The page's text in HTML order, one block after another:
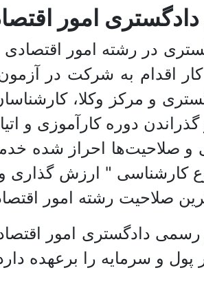
امور
در رشته امور
کار اقدام به شرکت در
و مرکز وکلا،
دوره کارآموزی و
و صلاحیت‌ها احراز شده
کارشناسی " ارزش گذاری و
صلاحیت رشته امور
دادگستری امور
پول و سرمایه را برعهده